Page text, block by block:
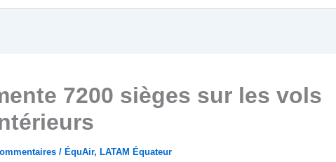
7200 sièges sur les vols
/ ÉquAir, LATAM Équateur